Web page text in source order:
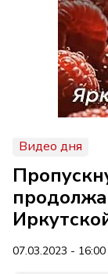
Видео дня
07.03.2023 - 16:00